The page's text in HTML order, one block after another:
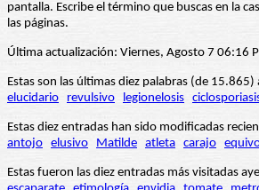
pantalla. Escribe el término que buscas en la
las páginas.
Última actualización: Viernes, Agosto 7 06:16
Estas son las últimas diez palabras (de
elucidario
revulsivo legionelosis
Estas diez entradas han sido modificadas
antojo elusivo Matilde atleta carajo
Estas fueron las diez entradas más visitadas